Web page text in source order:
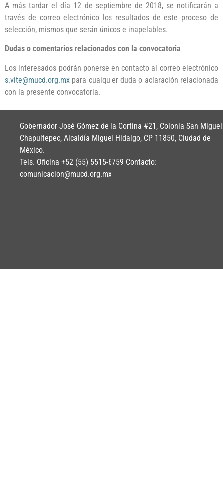
A más tardar el día 12 de septiembre de 2018, se notificarán a
través de correo electrónico los resultados de este proceso de
selección, mismos que serán únicos e inapelables.
Dudas o comentarios relacionados con la convocatoria
Los interesados podrán ponerse en contacto al correo electrónico
s.vite@mucd.org.mx para cualquier duda o aclaración relacionada
con la presente convocatoria.
Gobernador José Gómez de la Cortina #21, Colonia San Miguel
Chapultepec, Alcaldía Miguel Hidalgo, CP 11850, Ciudad de
México.
Tels. Oficina +52 (55) 5515-6759 Contacto:
comunicacion@mucd.org.mx